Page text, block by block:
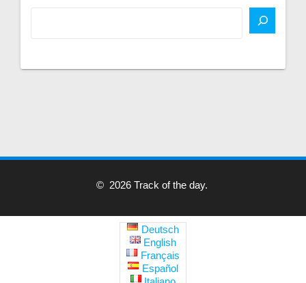
© 2026 Track of the day.
Deutsch
English
Français
Español